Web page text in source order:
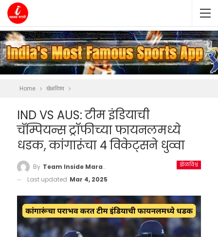
Home खेळविश्व
IND VS AUS: टीम इंडियाची
चॅम्पियन्स ट्रॉफीच्या फायनलमध्ये
धडक, कांगारूंचा 4 विकेट्सने धुव्वा
खेळविश्व
By Team Inside Marathi
Last updated Mar 4, 2025